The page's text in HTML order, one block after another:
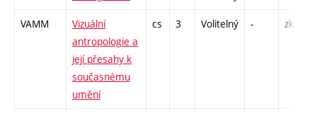
VAMM
Vizuální
antropologie a
její přesahy k
současnému
umění
cs 3 Volitelný - zk